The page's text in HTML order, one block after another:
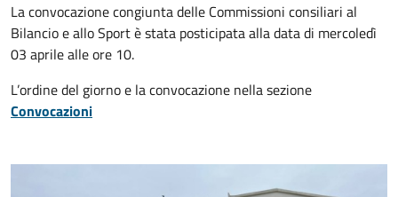
La convocazione congiunta delle Commissioni consiliari al
Bilancio e allo Sport è stata posticipata alla data di mercoledì
03 aprile alle ore 10.
L’ordine del giorno e la convocazione nella sezione
Convocazioni